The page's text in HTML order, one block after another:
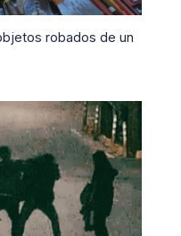
robados de un